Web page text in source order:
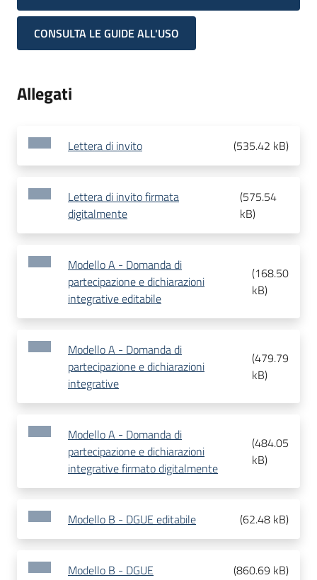
CONSULTA LE GUIDE ALL'USO
Allegati
Lettera di invito (535.42 kB)
Lettera di invito firmata
digitalmente
(575.54
kB)
Modello A - Domanda di
partecipazione e dichiarazioni
integrative editabile
(168.50
kB)
Modello A - Domanda di
partecipazione e dichiarazioni
integrative
(479.79
kB)
Modello A - Domanda di
partecipazione e dichiarazioni
integrative firmato digitalmente
(484.05
kB)
Modello B - DGUE editabile (62.48 kB)
Modello B - DGUE (860.69 kB)